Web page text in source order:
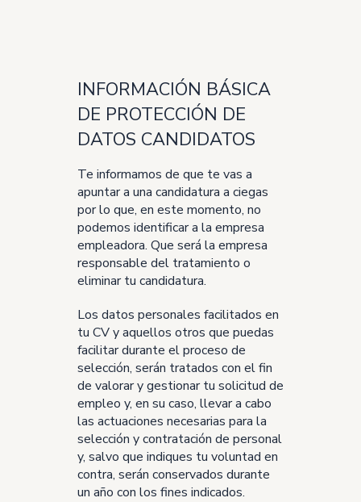
INFORMACIÓN BÁSICA
DE PROTECCIÓN DE
DATOS CANDIDATOS
Te informamos de que te vas a
apuntar a una candidatura a ciegas
por lo que, en este momento, no
podemos identificar a la empresa
empleadora. Que será la empresa
responsable del tratamiento o
eliminar tu candidatura.
Los datos personales facilitados en
tu CV y aquellos otros que puedas
facilitar durante el proceso de
selección, serán tratados con el fin
de valorar y gestionar tu solicitud de
empleo y, en su caso, llevar a cabo
las actuaciones necesarias para la
selección y contratación de personal
y, salvo que indiques tu voluntad en
contra, serán conservados durante
un año con los fines indicados.